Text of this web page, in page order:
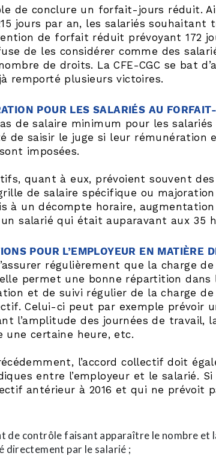
de conclure un forfait-jours réduit.
jours par an, les salariés souhaitant
de forfait réduit prévoyant 172
de les considérer comme des
de droits. La CFE-CGC se bat
remporté plusieurs victoires.
POUR LES SALARIÉS AU
de salaire minimum pour les
de saisir le juge si leur rémunération
imposées.
quant à eux, prévoient souvent
de salaire spécifique ou
à un décompte horaire,
salarié qui était auparavant aux 35
POUR L’EMPLOYEUR EN MATIÈRE
régulièrement que la charge
permet une bonne répartition
et de suivi régulier de la charge
Celui-ci peut par exemple prévoir
l’amplitude des journées de travail,
une certaine heure, etc.
l’accord collectif doit
entre l’employeur et le salarié.
antérieur à 2016 et qui ne prévoit
de contrôle faisant apparaître le nombre et
directement par le salarié ;